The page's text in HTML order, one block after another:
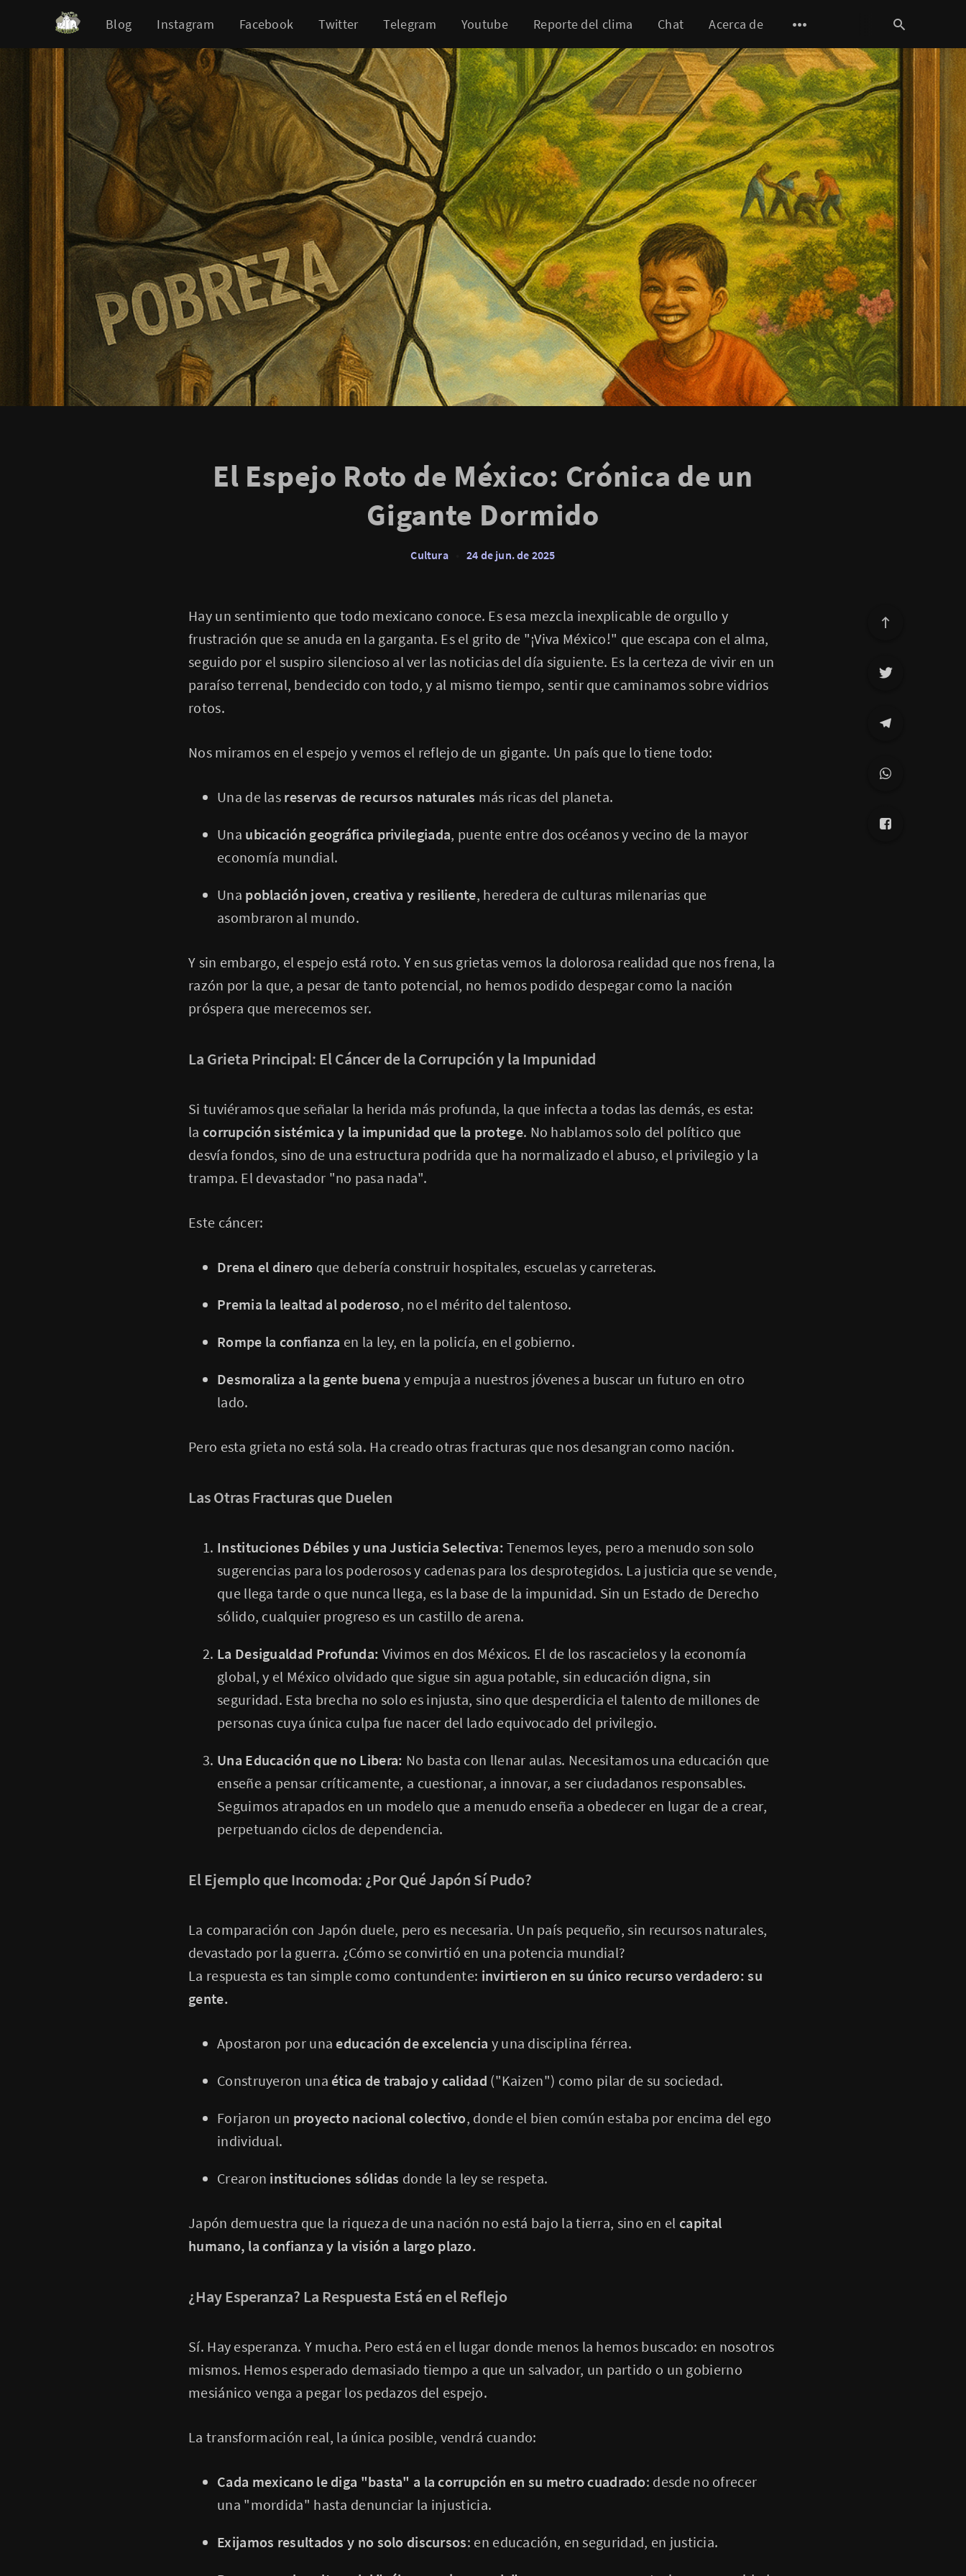
Blog Instagram Facebook Twitter Telegram Youtube Reporte del clima Chat Acerca de
El Espejo Roto de México: Crónica de un
Gigante Dormido
Cultura 24 de jun. de 2025
Hay un sentimiento que todo mexicano conoce. Es esa mezcla inexplicable de orgullo y
frustración que se anuda en la garganta. Es el grito de "¡Viva México!" que escapa con el alma,
seguido por el suspiro silencioso al ver las noticias del día siguiente. Es la certeza de vivir en un
paraíso terrenal, bendecido con todo, y al mismo tiempo, sentir que caminamos sobre vidrios
rotos.
Nos miramos en el espejo y vemos el reflejo de un gigante. Un país que lo tiene todo:
Una de las reservas de recursos naturales más ricas del planeta.
Una ubicación geográfica privilegiada, puente entre dos océanos y vecino de la mayor
economía mundial.
Una población joven, creativa y resiliente, heredera de culturas milenarias que
asombraron al mundo.
Y sin embargo, el espejo está roto. Y en sus grietas vemos la dolorosa realidad que nos frena, la
razón por la que, a pesar de tanto potencial, no hemos podido despegar como la nación
próspera que merecemos ser.
La Grieta Principal: El Cáncer de la Corrupción y la Impunidad
Si tuviéramos que señalar la herida más profunda, la que infecta a todas las demás, es esta:
la corrupción sistémica y la impunidad que la protege. No hablamos solo del político que
desvía fondos, sino de una estructura podrida que ha normalizado el abuso, el privilegio y la
trampa. El devastador "no pasa nada".
Este cáncer:
Drena el dinero que debería construir hospitales, escuelas y carreteras.
Premia la lealtad al poderoso, no el mérito del talentoso.
Rompe la confianza en la ley, en la policía, en el gobierno.
Desmoraliza a la gente buena y empuja a nuestros jóvenes a buscar un futuro en otro
lado.
Pero esta grieta no está sola. Ha creado otras fracturas que nos desangran como nación.
Las Otras Fracturas que Duelen
Instituciones Débiles y una Justicia Selectiva: Tenemos leyes, pero a menudo son solo
sugerencias para los poderosos y cadenas para los desprotegidos. La justicia que se vende,
que llega tarde o que nunca llega, es la base de la impunidad. Sin un Estado de Derecho
sólido, cualquier progreso es un castillo de arena.
La Desigualdad Profunda: Vivimos en dos Méxicos. El de los rascacielos y la economía
global, y el México olvidado que sigue sin agua potable, sin educación digna, sin
seguridad. Esta brecha no solo es injusta, sino que desperdicia el talento de millones de
personas cuya única culpa fue nacer del lado equivocado del privilegio.
Una Educación que no Libera: No basta con llenar aulas. Necesitamos una educación que
enseñe a pensar críticamente, a cuestionar, a innovar, a ser ciudadanos responsables.
Seguimos atrapados en un modelo que a menudo enseña a obedecer en lugar de a crear,
perpetuando ciclos de dependencia.
El Ejemplo que Incomoda: ¿Por Qué Japón Sí Pudo?
La comparación con Japón duele, pero es necesaria. Un país pequeño, sin recursos naturales,
devastado por la guerra. ¿Cómo se convirtió en una potencia mundial?
La respuesta es tan simple como contundente: invirtieron en su único recurso verdadero: su
gente.
Apostaron por unaeducación de excelencia y una disciplina férrea.
Construyeron unaética de trabajo y calidad ("Kaizen") como pilar de su sociedad.
Forjaron un proyecto nacional colectivo, donde el bien común estaba por encima del ego
individual.
Crearon instituciones sólidas donde la ley se respeta.
Japón demuestra que la riqueza de una nación no está bajo la tierra, sino en el capital
humano, la confianza y la visión a largo plazo.
¿Hay Esperanza? La Respuesta Está en el Reflejo
Sí. Hay esperanza. Y mucha. Pero está en el lugar donde menos la hemos buscado: en nosotros
mismos. Hemos esperado demasiado tiempo a que un salvador, un partido o un gobierno
mesiánico venga a pegar los pedazos del espejo.
La transformación real, la única posible, vendrá cuando:
Cada mexicano le diga "basta" a la corrupción en su metro cuadrado: desde no ofrecer
una "mordida" hasta denunciar la injusticia.
Exijamos resultados y no solo discursos: en educación, en seguridad, en justicia.